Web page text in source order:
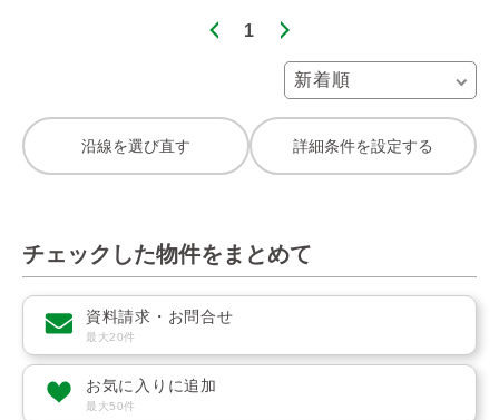
1
沿線を選び直す 詳細条件を設定する
チェックした物件をまとめて
資料請求・お問合せ
最大20件
お気に入りに追加
最大50件